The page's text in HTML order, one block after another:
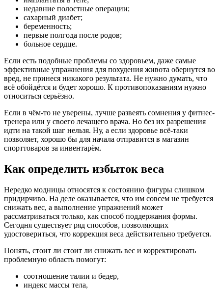
недавние полостные операции;
сахарный диабет;
беременность;
первые полгода после родов;
больное сердце.
Если есть подобные проблемы со здоровьем, даже самые
эффективные упражнения для похудения живота обернутся во
вред, не принеся никакого результата. Не нужно думать, что
всё обойдётся и будет хорошо. К противопоказаниям нужно
относиться серьёзно.
Если в чём-то не уверены, лучше развеять сомнения у фитнес-
тренера или у своего лечащего врача. Но без их разрешения
идти на такой шаг нельзя. Ну, а если здоровье всё-таки
позволяет, хорошо бы для начала отправится в магазин
спорттоваров за инвентарём.
Как определить избыток веса
Нередко модницы относятся к состоянию фигуры слишком
придирчиво. На деле оказывается, что им совсем не требуется
снижать вес, а выполнение упражнений может
рассматриваться только, как способ поддержания формы.
Сегодня существует ряд способов, позволяющих
удостовериться, что коррекция веса действительно требуется.
Понять, стоит ли стоит ли снижать вес и корректировать
проблемную область помогут:
соотношение талии и бедер,
индекс массы тела,